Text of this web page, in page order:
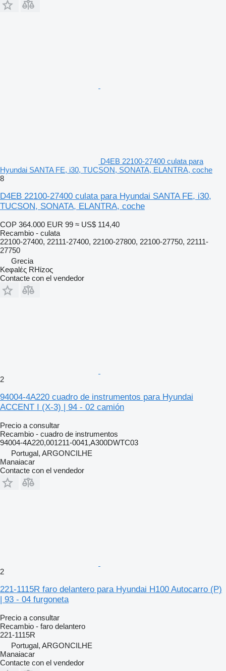
D4EB 22100-27400 culata para
Hyundai SANTA FE, i30, TUCSON, SONATA, ELANTRA, coche
8
D4EB 22100-27400 culata para Hyundai SANTA FE, i30,
TUCSON, SONATA, ELANTRA, coche
COP 364.000 EUR 99 ≈ US$ 114,40
Recambio - culata
22100-27400, 22111-27400, 22100-27800, 22100-27750, 22111-
27750
Grecia
Keφalές RHίzoς
Contacte con el vendedor
2
94004-4A220 cuadro de instrumentos para Hyundai
ACCENT I (X-3) | 94 - 02 camión
Precio a consultar
Recambio - cuadro de instrumentos
94004-4A220,001211-0041,A300DWTC03
Portugal, ARGONCILHE
Manaiacar
Contacte con el vendedor
2
221-1115R faro delantero para Hyundai H100 Autocarro (P)
| 93 - 04 furgoneta
Precio a consultar
Recambio - faro delantero
221-1115R
Portugal, ARGONCILHE
Manaiacar
Contacte con el vendedor